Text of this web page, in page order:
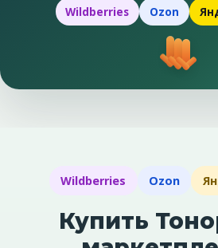
Wildberries Ozon
Wildberries Ozon
Купить